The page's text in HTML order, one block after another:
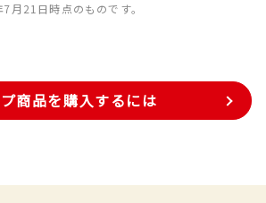
月21日時点のものです。
商品を購入するには